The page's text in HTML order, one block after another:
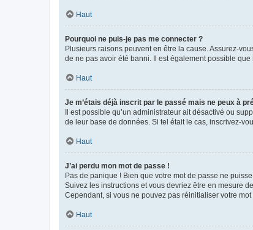
Haut
Pourquoi ne puis-je pas me connecter ?
Plusieurs raisons peuvent en être la cause. Assurez-
de ne pas avoir été banni. Il est également possible
Haut
Je m’étais déjà inscrit par le passé mais ne peux à
Il est possible qu’un administrateur ait désactivé ou
de leur base de données. Si tel était le cas, inscrivez-
Haut
J’ai perdu mon mot de passe !
Pas de panique ! Bien que votre mot de passe ne
Suivez les instructions et vous devriez être en mesure
Cependant, si vous ne pouvez pas réinitialiser votre
Haut